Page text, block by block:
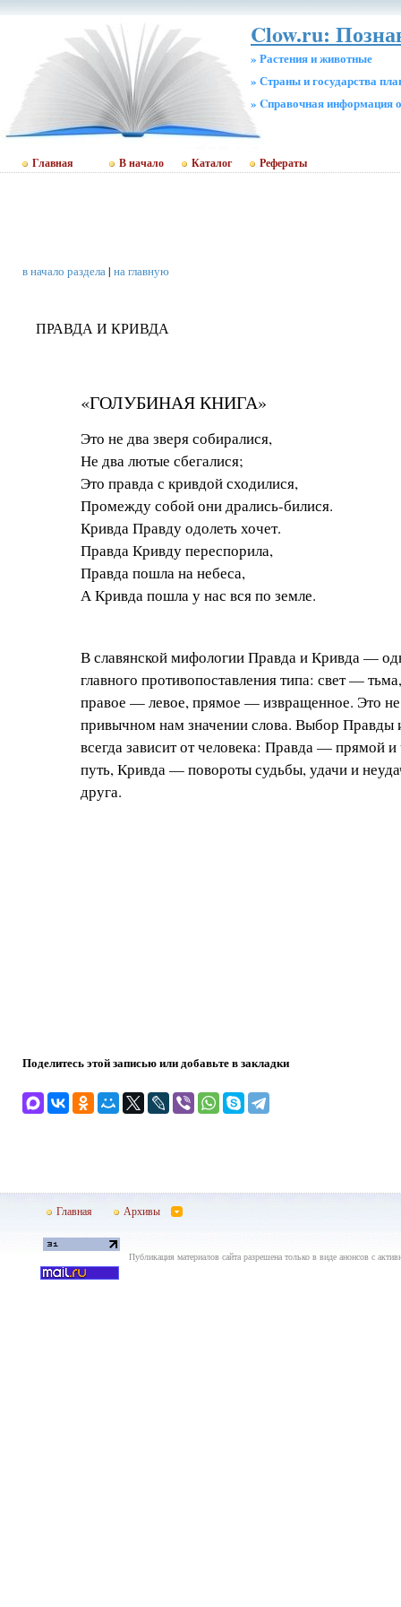
Clow.ru:
» Растения и животные
» Страны и государства
» Cправочная информация
Главная В начало Каталог Рефераты
в начало раздела| на главную
ПРАВДА И КРИВДА
«ГОЛУБИНАЯ КНИГА»
Это не два зверя собиралися,
Не два лютые сбегалися;
Это правда с кривдой сходилися,
Промежду собой они дрались-билися.
Кривда Правду одолеть хочет.
Правда Кривду переспорила,
Правда пошла на небеса,
А Кривда пошла у нас вся по земле.
В славянской мифологии Правда и Кривда —
главного противопоставления типа: свет —
правое — левое, прямое — извращенное. Это
привычном нам значении слова. Выбор
всегда зависит от человека: Правда — прямой
путь, Кривда — повороты судьбы, удачи и
друга.
Поделитесь этой записью или добавьте в закладки
Главная Архивы
Публикация материалов сайта разрешена только в виде анонсов с